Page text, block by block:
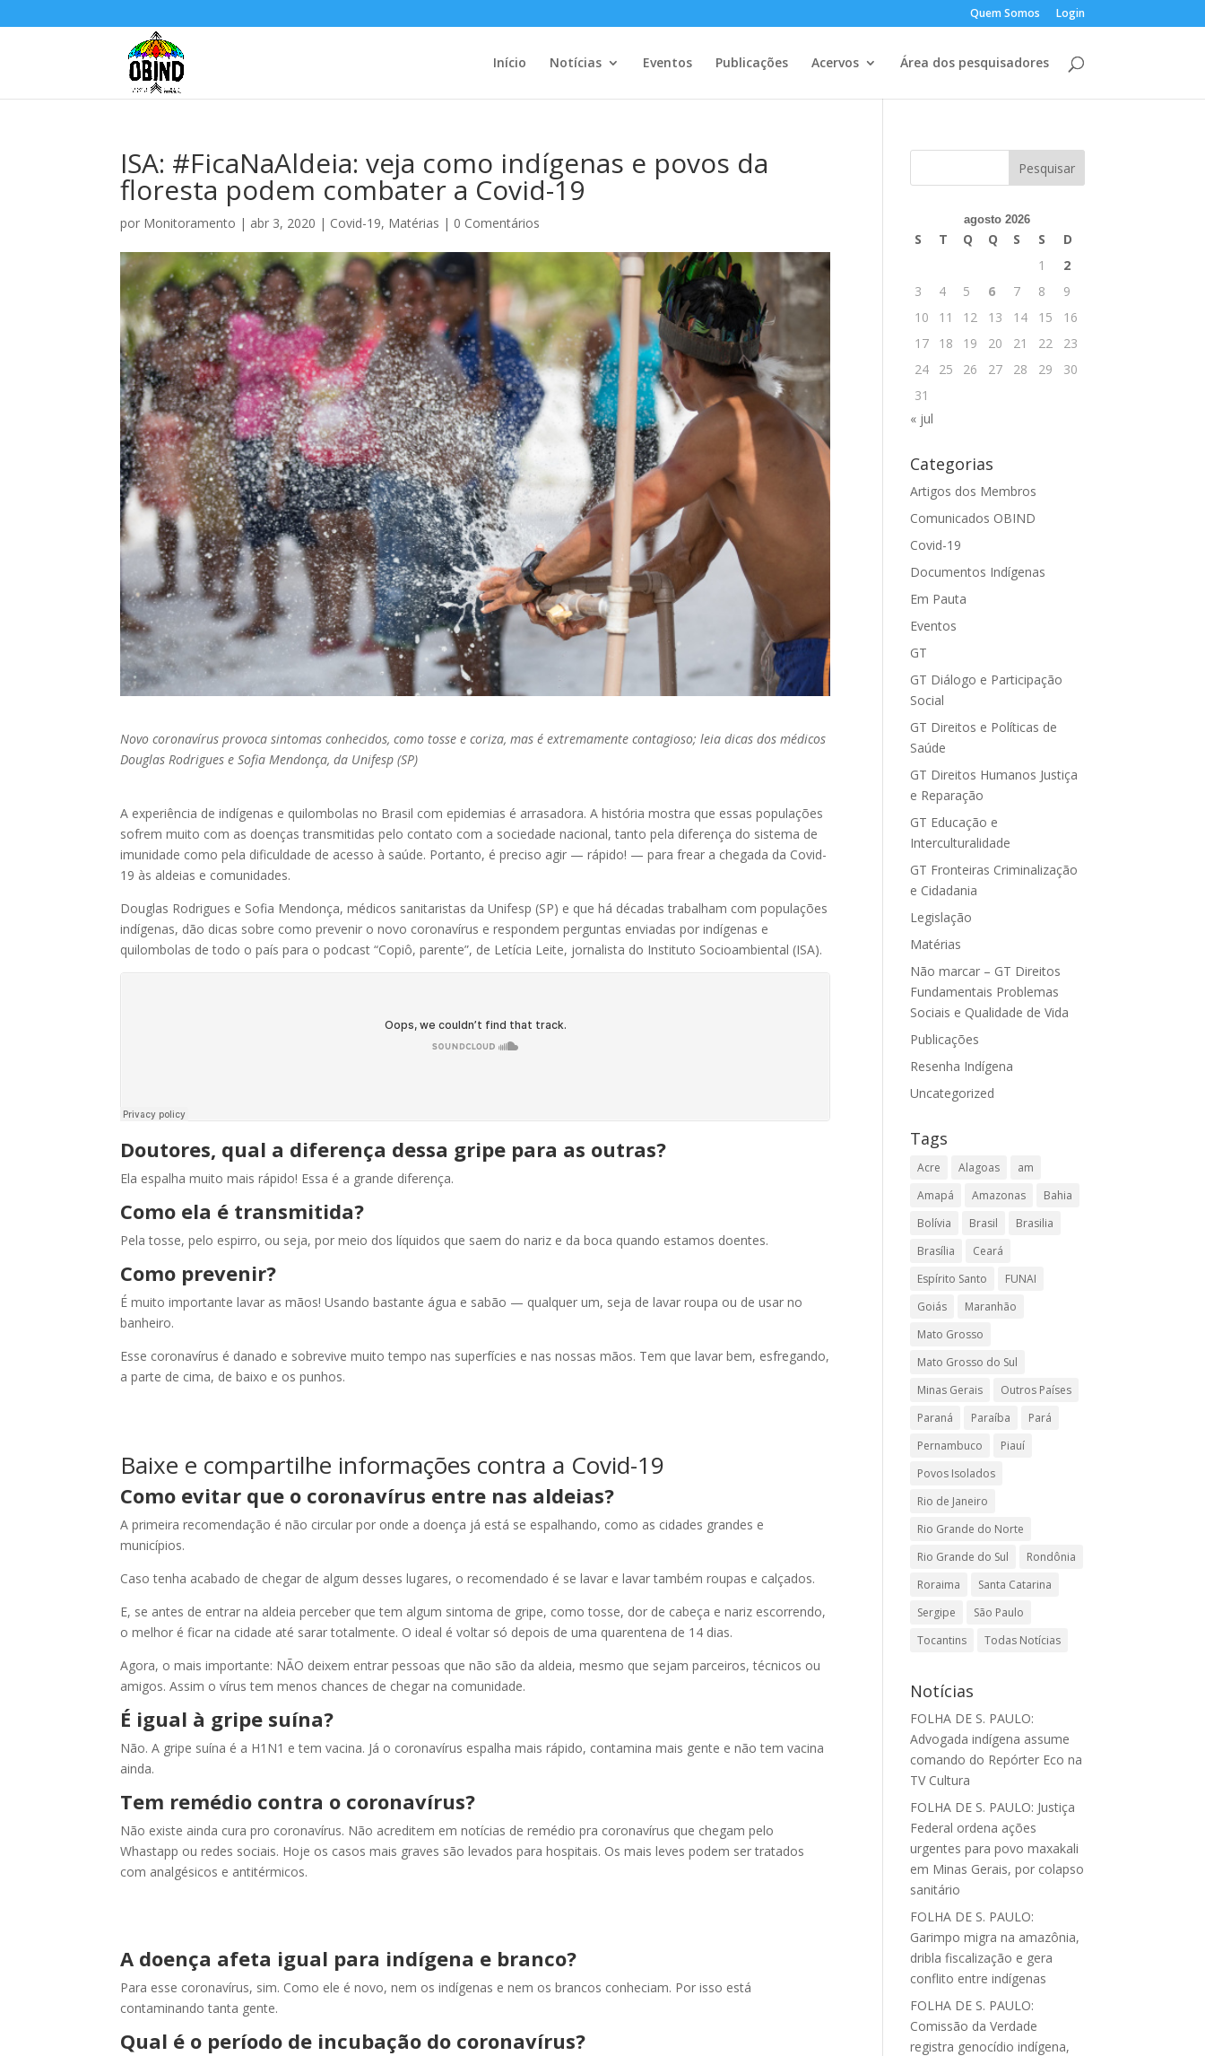
Quem Somos Login
Início Notícias Eventos Publicações Acervos Área dos pesquisadores
ISA: #FicaNaAldeia: veja como indígenas e povos da
floresta podem combater a Covid-19
por Monitoramento | abr 3, 2020 | Covid-19, Matérias | 0 Comentários
Novo coronavírus provoca sintomas conhecidos, como tosse e coriza, mas é extremamente contagioso; leia dicas dos médicos
Douglas Rodrigues e Sofia Mendonça, da Unifesp (SP)
A experiência de indígenas e quilombolas no Brasil com epidemias é arrasadora. A história mostra que essas populações
sofrem muito com as doenças transmitidas pelo contato com a sociedade nacional, tanto pela diferença do sistema de
imunidade como pela dificuldade de acesso à saúde. Portanto, é preciso agir — rápido! — para frear a chegada da Covid-
19 às aldeias e comunidades.
Douglas Rodrigues e Sofia Mendonça, médicos sanitaristas da Unifesp (SP) e que há décadas trabalham com populações
indígenas, dão dicas sobre como prevenir o novo coronavírus e respondem perguntas enviadas por indígenas e
quilombolas de todo o país para o podcast “Copiô, parente”, de Letícia Leite, jornalista do Instituto Socioambiental (ISA).
Doutores, qual a diferença dessa gripe para as outras?
Ela espalha muito mais rápido! Essa é a grande diferença.
Como ela é transmitida?
Pela tosse, pelo espirro, ou seja, por meio dos líquidos que saem do nariz e da boca quando estamos doentes.
Como prevenir?
É muito importante lavar as mãos! Usando bastante água e sabão — qualquer um, seja de lavar roupa ou de usar no
banheiro.
Esse coronavírus é danado e sobrevive muito tempo nas superfícies e nas nossas mãos. Tem que lavar bem, esfregando,
a parte de cima, de baixo e os punhos.
Baixe e compartilhe informações contra a Covid-19
Como evitar que o coronavírus entre nas aldeias?
A primeira recomendação é não circular por onde a doença já está se espalhando, como as cidades grandes e
municípios.
Caso tenha acabado de chegar de algum desses lugares, o recomendado é se lavar e lavar também roupas e calçados.
E, se antes de entrar na aldeia perceber que tem algum sintoma de gripe, como tosse, dor de cabeça e nariz escorrendo,
o melhor é ficar na cidade até sarar totalmente. O ideal é voltar só depois de uma quarentena de 14 dias.
Agora, o mais importante: NÃO deixem entrar pessoas que não são da aldeia, mesmo que sejam parceiros, técnicos ou
amigos. Assim o vírus tem menos chances de chegar na comunidade.
É igual à gripe suína?
Não. A gripe suína é a H1N1 e tem vacina. Já o coronavírus espalha mais rápido, contamina mais gente e não tem vacina
ainda.
Tem remédio contra o coronavírus?
Não existe ainda cura pro coronavírus. Não acreditem em notícias de remédio pra coronavírus que chegam pelo
Whastapp ou redes sociais. Hoje os casos mais graves são levados para hospitais. Os mais leves podem ser tratados
com analgésicos e antitérmicos.
A doença afeta igual para indígena e branco?
Para esse coronavírus, sim. Como ele é novo, nem os indígenas e nem os brancos conheciam. Por isso está
contaminando tanta gente.
Qual é o período de incubação do coronavírus?
agosto 2026
S T Q Q S S
D
1
2
3
4 5 6 7 8
9
10
11 12 13 14 15
16
17
18 19 20 21 22
23
24
25 26 27 28 29
30
31
« jul
Categorias
Artigos dos Membros
Comunicados OBIND
Covid-19
Documentos Indígenas
Em Pauta
Eventos
GT
GT Diálogo e Participação
Social
GT Direitos e Políticas de
Saúde
GT Direitos Humanos Justiça
e Reparação
GT Educação e
Interculturalidade
GT Fronteiras Criminalização
e Cidadania
Legislação
Matérias
Não marcar – GT Direitos
Fundamentais Problemas
Sociais e Qualidade de Vida
Publicações
Resenha Indígena
Uncategorized
Tags
Acre Alagoas
am
Amapá
Amazonas
Bahia
Bolívia
Brasil
Brasilia
Brasília
Ceará
Espírito Santo
FUNAI
Goiás
Maranhão
Mato Grosso
Mato Grosso do Sul
Minas Gerais
Outros Países
Paraná
Paraíba
Pará
Pernambuco
Piauí
Povos Isolados
Rio de Janeiro
Rio Grande do Norte
Rio Grande do Sul
Rondônia
Roraima
Santa Catarina
Sergipe
São Paulo
Tocantins
Todas Notícias
Notícias
FOLHA DE S. PAULO:
Advogada indígena assume
comando do Repórter Eco na
TV Cultura
FOLHA DE S. PAULO: Justiça
Federal ordena ações
urgentes para povo maxakali
em Minas Gerais, por colapso
sanitário
FOLHA DE S. PAULO:
Garimpo migra na amazônia,
dribla fiscalização e gera
conflito entre indígenas
FOLHA DE S. PAULO:
Comissão da Verdade
registra genocídio indígena,